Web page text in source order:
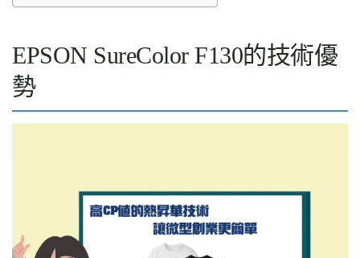
EPSON SureColor F130的技術優
勢